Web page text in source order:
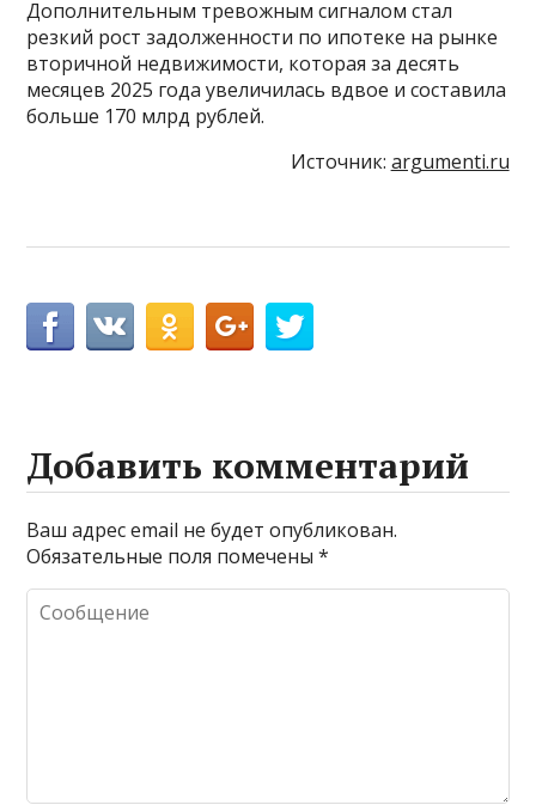
Дополнительным тревожным сигналом стал
резкий рост задолженности по ипотеке на рынке
вторичной недвижимости, которая за десять
месяцев 2025 года увеличилась вдвое и составила
больше 170 млрд рублей.
Источник: argumenti.ru
Добавить комментарий
Ваш адрес email не будет опубликован.
Обязательные поля помечены*